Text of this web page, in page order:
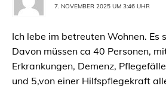
7. NOVEMBER 2025 UM 3:46 UHR
Ich lebe im betreuten Wohnen. Es
Davon müssen ca 40 Personen,
Erkrankungen, Demenz,
und 5,von einer Hilfspflegekraft